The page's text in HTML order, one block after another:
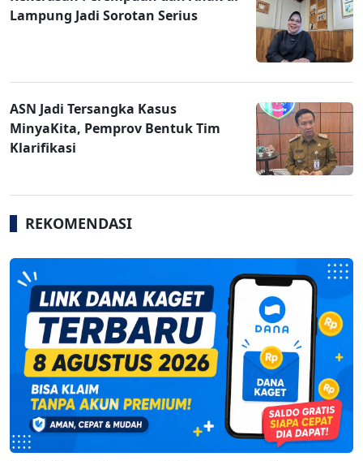
Lampung Jadi Sorotan Serius
ASN Jadi Tersangka Kasus
MinyaKita, Pemprov Bentuk Tim
Klarifikasi
REKOMENDASI